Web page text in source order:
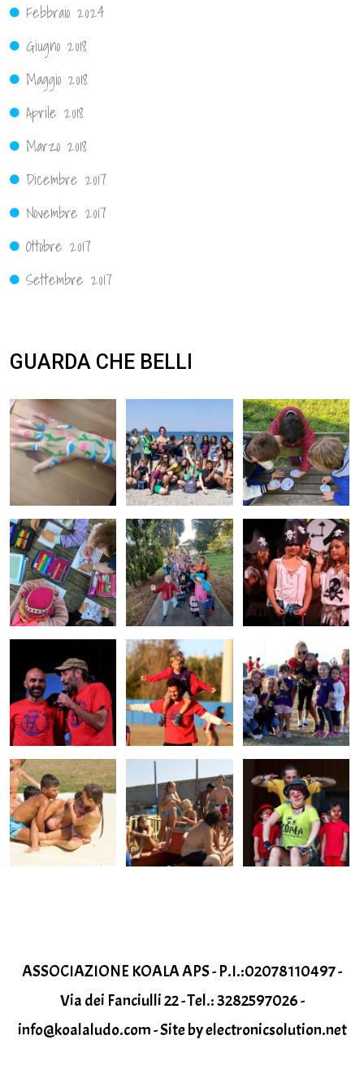
Febbraio 2024
Giugno 2018
Maggio 2018
Aprile 2018
Marzo 2018
Dicembre 2017
Novembre 2017
Ottobre 2017
Settembre 2017
GUARDA CHE BELLI
ASSOCIAZIONE KOALA APS - P.I.:02078110497 -
Via dei Fanciulli 22 - Tel.: 3282597026 -
info@koalaludo.com - Site by electronicsolution.net